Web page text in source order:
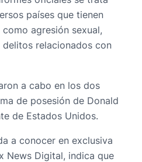
países que tienen
agresión sexual,
relacionados con
a cabo en los dos
de posesión de Donald
de Estados Unidos.
a conocer en exclusiva
News Digital, indica que